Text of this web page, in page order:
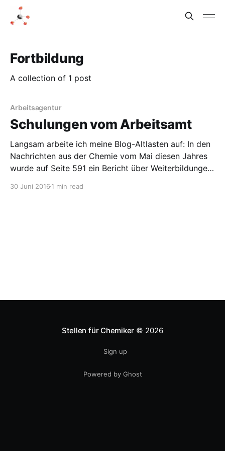
Fortbildung
A collection of 1 post
Arbeitsagentur
Schulungen vom Arbeitsamt
Langsam arbeite ich meine Blog-Altlasten auf: In den
Nachrichten aus der Chemie vom Mai diesen Jahres
wurde auf Seite 591 ein Bericht über Weiterbildungen
30 Juni 2016 1 min read
Stellen für Chemiker © 2026
Sign up
Powered by Ghost